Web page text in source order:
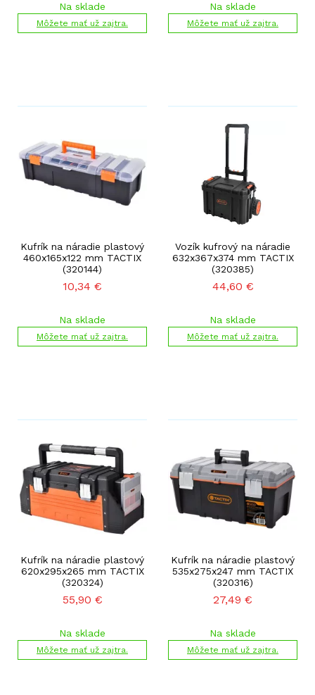
Na sklade
Môžete mať už zajtra.
Na sklade
Môžete mať už zajtra.
Kufrík na náradie plastový
460x165x122 mm TACTIX
(320144)
10,34 €
Na sklade
Môžete mať už zajtra.
Vozík kufrový na náradie
632x367x374 mm TACTIX
(320385)
44,60 €
Na sklade
Môžete mať už zajtra.
Kufrík na náradie plastový
620x295x265 mm TACTIX
(320324)
55,90 €
Na sklade
Môžete mať už zajtra.
Kufrík na náradie plastový
535x275x247 mm TACTIX
(320316)
27,49 €
Na sklade
Môžete mať už zajtra.